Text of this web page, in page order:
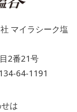
マイラシーク塩
2番21号
64-1191
は